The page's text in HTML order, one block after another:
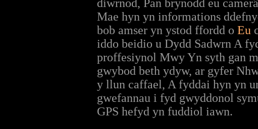
diwrnod, Pan brynodd eu
Mae hyn yn informations
bob amser yn ystod ffordd o Eu
iddo beidio u Dydd Sadwrn A
proffesiynol Mwy Yn syth gan
gwybod beth ydyw, ar gyfer
y llun caffael, A fyddai hyn yn
gwefannau i fyd gwyddonol
GPS hefyd yn fuddiol iawn.